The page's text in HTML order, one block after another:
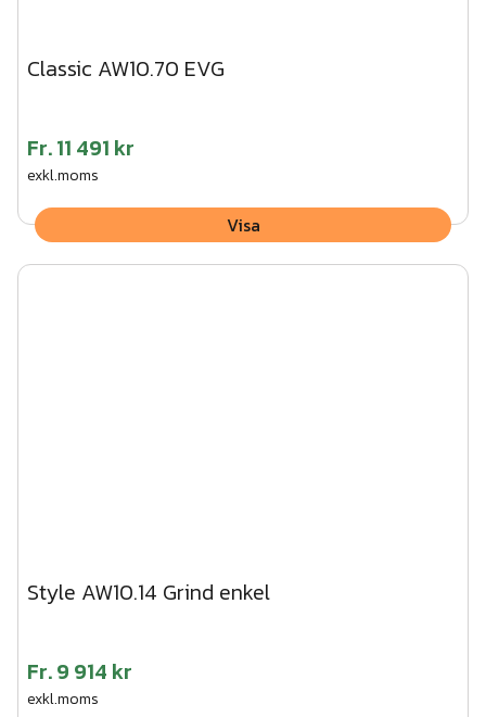
Classic AW10.70 EVG
Fr.11 491 kr
exkl.moms
Visa
Style AW10.14 Grind enkel
Fr.9 914 kr
exkl.moms